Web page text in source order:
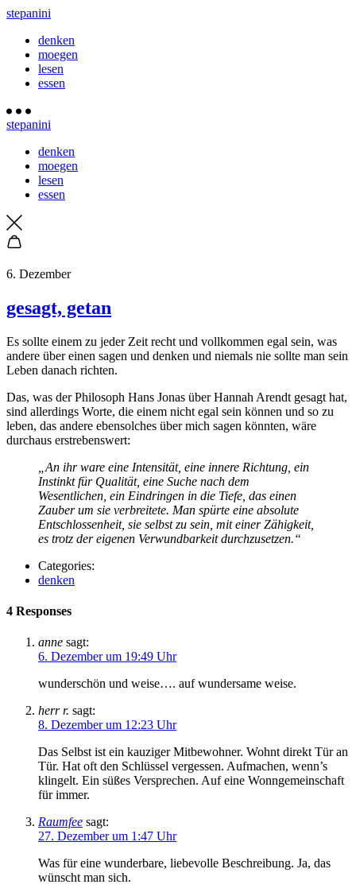
stepanini
denken
moegen
lesen
essen
stepanini
denken
moegen
lesen
essen
6. Dezember
gesagt, getan
Es sollte einem zu jeder Zeit recht und vollkommen egal sein, was
andere über einen sagen und denken und niemals nie sollte man sein
Leben danach richten.
Das, was der Philosoph Hans Jonas über Hannah Arendt gesagt hat,
sind allerdings Worte, die einem nicht egal sein können und so zu
leben, das andere ebensolches über mich sagen könnten, wäre
durchaus erstrebenswert:
„An ihr ware eine Intensität, eine innere Richtung, ein
Instinkt für Qualität, eine Suche nach dem
Wesentlichen, ein Eindringen in die Tiefe, das einen
Zauber um sie verbreitete. Man spürte eine absolute
Entschlossenheit, sie selbst zu sein, mit einer Zähigkeit,
es trotz der eigenen Verwundbarkeit durchzusetzen.“
Categories:
denken
4 Responses
anne sagt:
6. Dezember um 19:49 Uhr
wunderschön und weise…. auf wundersame weise.
herr r. sagt:
8. Dezember um 12:23 Uhr
Das Selbst ist ein kauziger Mitbewohner. Wohnt direkt Tür an
Tür. Hat oft den Schlüssel vergessen. Aufmachen, wenn’s
klingelt. Ein süßes Versprechen. Auf eine Wonngemeinschaft
für immer.
Raumfee sagt:
27. Dezember um 1:47 Uhr
Was für eine wunderbare, liebevolle Beschreibung. Ja, das
wünscht man sich.